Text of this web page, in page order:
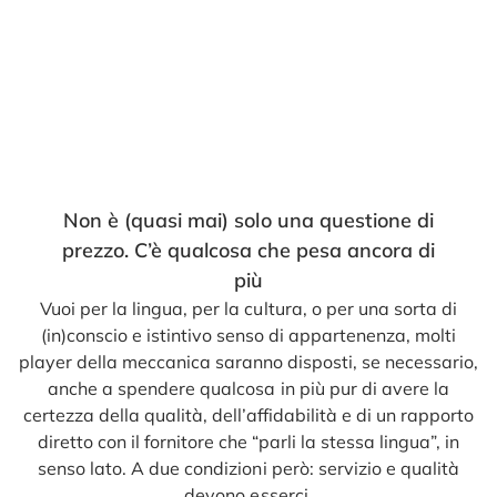
Non è (quasi mai) solo una questione di
prezzo. C’è qualcosa che pesa ancora di
più
Vuoi per la lingua, per la cultura, o per una sorta di
(in)conscio e istintivo senso di appartenenza, molti
player della meccanica saranno disposti, se necessario,
anche a spendere qualcosa in più pur di avere la
certezza della qualità, dell’affidabilità e di un rapporto
diretto con il fornitore che “parli la stessa lingua”, in
senso lato. A due condizioni però: servizio e qualità